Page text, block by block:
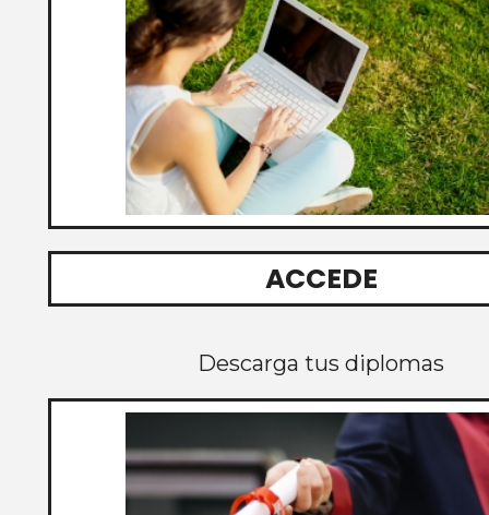
ACCEDE
Descarga tus diplomas